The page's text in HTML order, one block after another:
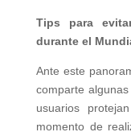
Tips para
durante el
Ante este
comparte
usuarios
momento de